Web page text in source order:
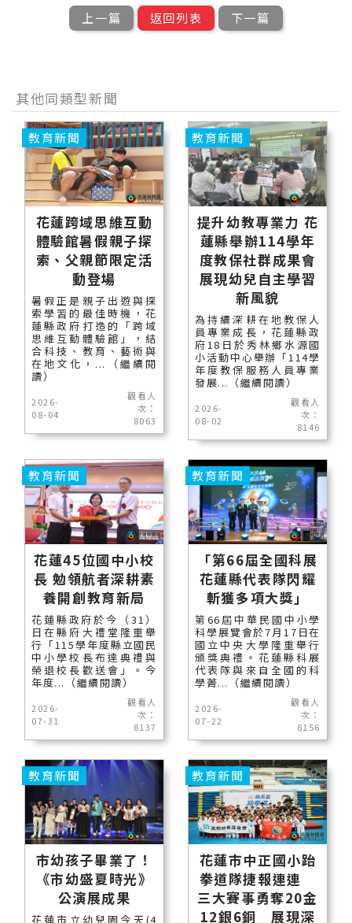
上一篇 返回列表 下一篇
其他同類型新聞
花蓮跨域思維互動
體驗館暑假親子探
索、父親節限定活
動登場
暑假正是親子出遊與探
索學習的最佳時機，花
蓮縣政府打造的「跨域
思維互動體驗館」，結
合科技、教育、藝術與
在地文化，...（繼續閱
讀）
2026-
08-04
觀看人
次：
8063
教育新聞
提升幼教專業力 花
蓮縣舉辦114學年
度教保社群成果會
展現幼兒自主學習
新風貌
為持續深耕在地教保人
員專業成長，花蓮縣政
府18日於秀林鄉水源國
小活動中心舉辦「114學
年度教保服務人員專業
發展...（繼續閱讀）
2026-
08-02
觀看人
次：
8146
教育新聞
花蓮45位國中小校
長 勉領航者深耕素
養開創教育新局
花蓮縣政府於今（31）
日在縣府大禮堂隆重舉
行「115學年度縣立國民
中小學校長布達典禮與
榮退校長歡送會」。今
年度...（繼續閱讀）
2026-
07-31
觀看人
次：
8137
教育新聞
「第66屆全國科展
花蓮縣代表隊閃耀
斬獲多項大獎」
第66屆中華民國中小學
科學展覽會於7月17日在
國立中央大學隆重舉行
頒獎典禮。花蓮縣科展
代表隊與來自全國的科
學菁...（繼續閱讀）
2026-
07-22
觀看人
次：
8156
教育新聞
市幼孩子畢業了！
《市幼盛夏時光》
公演展成果
花蓮市立幼兒園今天(4
教育新聞
花蓮市中正國小跆
拳道隊捷報連連
三大賽事勇奪20金
12銀6銅 展現深
教育新聞